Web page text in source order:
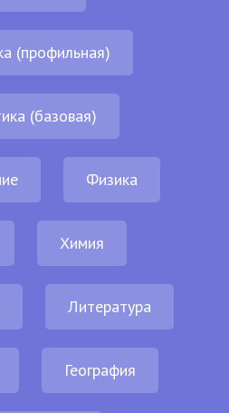
(профильная)
(базовая)
Физика
Химия
Литература
География